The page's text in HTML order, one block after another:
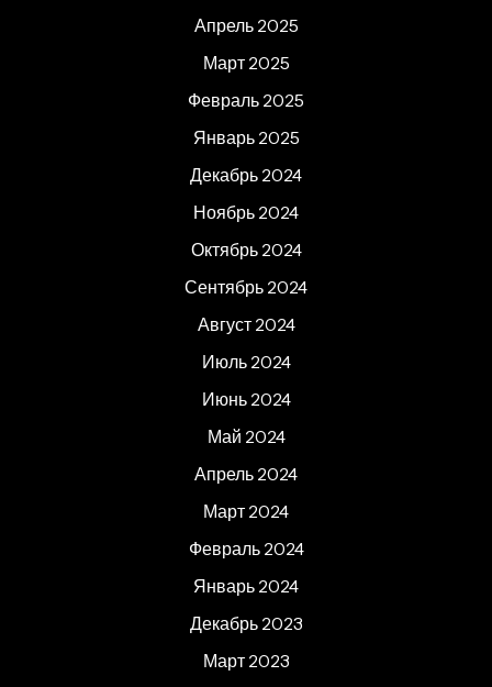
Апрель 2025
Март 2025
Февраль 2025
Январь 2025
Декабрь 2024
Ноябрь 2024
Октябрь 2024
Сентябрь 2024
Август 2024
Июль 2024
Июнь 2024
Май 2024
Апрель 2024
Март 2024
Февраль 2024
Январь 2024
Декабрь 2023
Март 2023